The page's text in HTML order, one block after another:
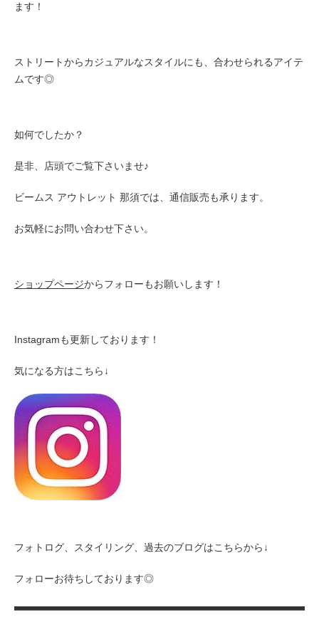
ます！
ストリートからカジュアルなスタイルにも、合わせられるアイテ
ムです◎
如何でしたか？
是非、店頭でご覧下さいませ♪
ビームス アウトレット 那須では、通信販売も承ります。
お気軽にお問い合わせ下さい。
ショップページからフォローもお願いします！
Instagramも更新しております！
気になる方はこちら↓
フォトログ、スタイリング、過去のブログはこちらから↓
フォローお待ちしております◎